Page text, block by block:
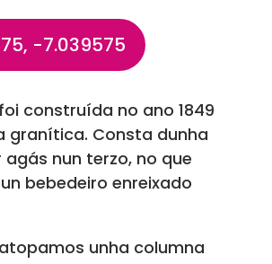
-7.039575
construída no ano 1849
granítica. Consta dunha
nun terzo, no que
bebedeiro enreixado
unha columna